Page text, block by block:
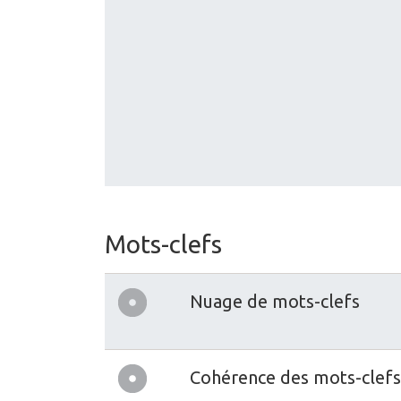
Mots-clefs
Nuage de mots-clefs
Cohérence des mots-clefs